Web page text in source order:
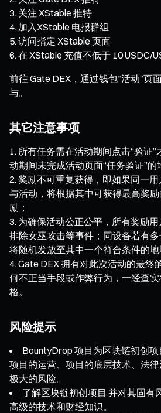
关注 XStable 推特
加入XStable 电报群组
访问指定 XStable 页面
在 XStable 充值不低于 10 USDC/
前往 Gate DEX，通过钱包“活动”页
与。
其它注意事项
所有任务需在活动期间点击“验证
动期间未完成活动页面“任务验证”的
奖励不可重复获得，即如果同一
与活动，将根据其中可获得最高奖
励；
为确保活动公正公平，所有奖励
排除女巫攻击等事件；同设备若有
将随机发放至其中一个符合条件的地
Gate DEX 拥有对此次活动的最终
何不正当手段或作弊行为，一经查
格。
风险提示
BountyDrop 项目为区块链初创项
项目的运营、项目的底层技术、法
极大的风险。
了解区块链初创项目 并对其固有
高级的技术和财经知识。